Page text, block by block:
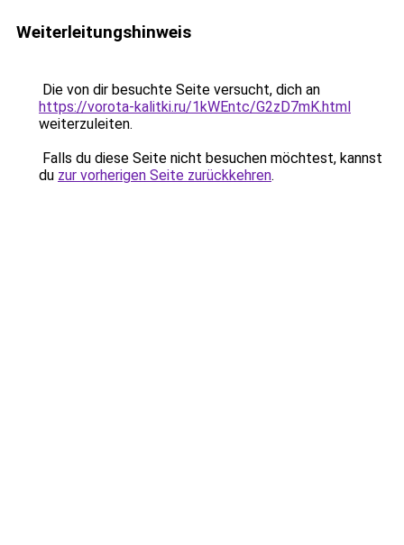
Weiterleitungshinweis
Die von dir besuchte Seite versucht, dich an
https://vorota-kalitki.ru/1kWEntc/G2zD7mK.html
weiterzuleiten.
Falls du diese Seite nicht besuchen möchtest, kannst
du zur vorherigen Seite zurückkehren.